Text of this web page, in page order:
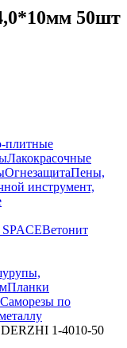
50шт
плитные
Лакокрасочные
ОгнезащитаПены,
инструмент,
Ветонит
Планки
Саморезы по
1-4010-50